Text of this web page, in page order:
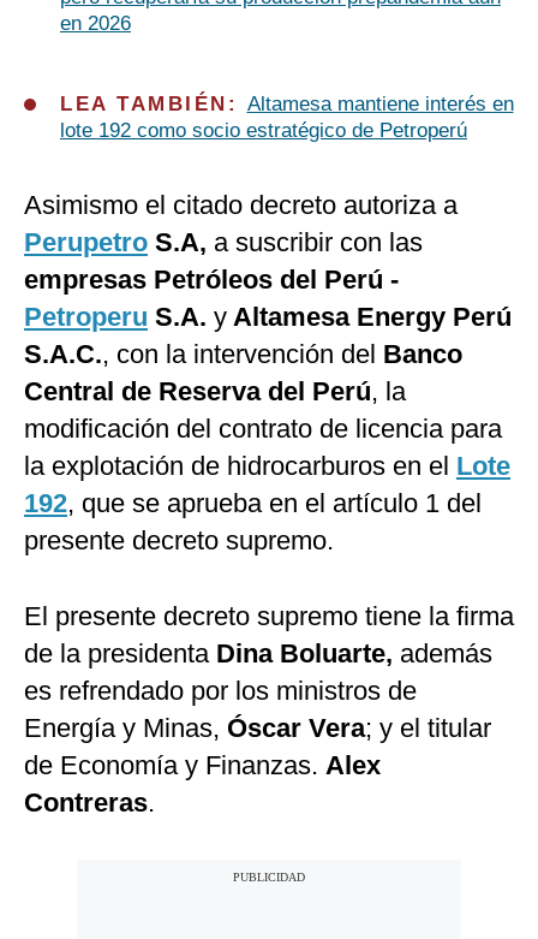
en 2026
LEA TAMBIÉN: Altamesa mantiene interés en
lote 192 como socio estratégico de Petroperú
Asimismo el citado decreto autoriza a
Perupetro S.A, a suscribir con las
empresas Petróleos del Perú -
Petroperu S.A. y Altamesa Energy Perú
S.A.C., con la intervención del Banco
Central de Reserva del Perú, la
modificación del contrato de licencia para
la explotación de hidrocarburos en el Lote
192, que se aprueba en el artículo 1 del
presente decreto supremo.
El presente decreto supremo tiene la firma
de la presidenta Dina Boluarte, además
es refrendado por los ministros de
Energía y Minas, Óscar Vera; y el titular
de Economía y Finanzas. Alex
Contreras.